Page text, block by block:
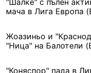
"Шалке" с пълен
мача в Лига Европа
Жоазиньо и
"Ница" на Балотели
"Коняспор" пада в